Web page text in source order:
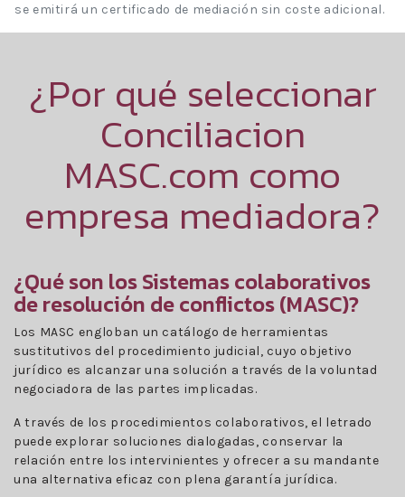
se emitirá un certificado de mediación sin coste adicional.
¿Por qué seleccionar
Conciliacion
MASC.com como
empresa mediadora?
¿Qué son los Sistemas colaborativos
de resolución de conflictos (MASC)?
Los MASC engloban un catálogo de herramientas
sustitutivos del procedimiento judicial, cuyo objetivo
jurídico es alcanzar una solución a través de la voluntad
negociadora de las partes implicadas.
A través de los procedimientos colaborativos, el letrado
puede explorar soluciones dialogadas, conservar la
relación entre los intervinientes y ofrecer a su mandante
una alternativa eficaz con plena garantía jurídica.